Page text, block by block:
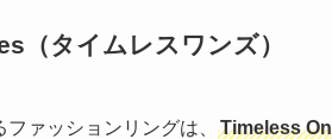
（タイムレスワンズ）
ァッションリングは、 Timeless